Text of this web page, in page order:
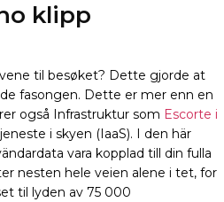
klipp
til besøket? Dette gjorde at
fasongen. Dette er mer enn en
også Infrastruktur som Escorte i
i skyen (IaaS). I den här
vara kopplad till din fulla
nesten hele veien alene i tet, for
til lyden av 75 000